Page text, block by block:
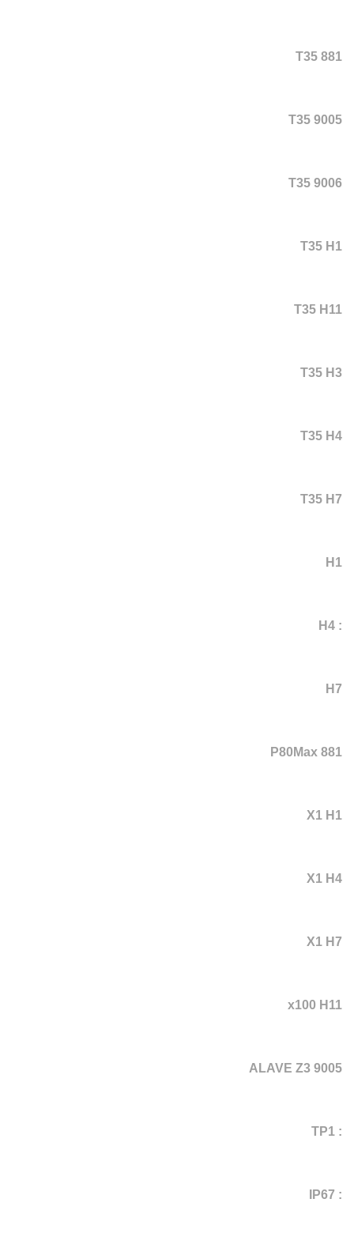
T35 881
T35 9005
T35 9006
T35 H1
T35 H11
T35 H3
T35 H4
T35 H7
H1
: H4
H7
P80Max 881
X1 H1
X1 H4
X1 H7
x100 H11
ALAVE Z3 9005
: TP1
: IP67